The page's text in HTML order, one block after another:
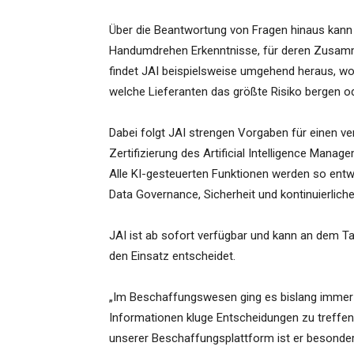
Über die Beantwortung von Fragen hinaus
Handumdrehen Erkenntnisse, für deren
findet JAI beispielsweise umgehend heraus,
welche Lieferanten das größte Risiko bergen
Dabei folgt JAI strengen Vorgaben für einen
Zertifizierung des Artificial Intelligence
Alle KI-gesteuerten Funktionen werden so
Data Governance, Sicherheit und
JAI ist ab sofort verfügbar und kann an dem
den Einsatz entscheidet.
„Im Beschaffungswesen ging es bislang
Informationen kluge Entscheidungen zu
unserer Beschaffungsplattform ist er